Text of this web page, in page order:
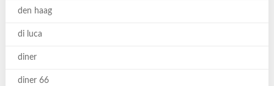
den haag
di luca
diner
diner 66